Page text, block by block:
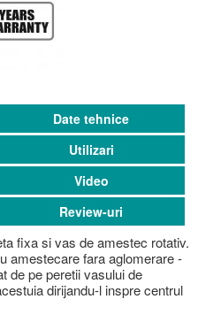
fixa si vas de amestec rotativ.
amestecare fara aglomerare -
de pe peretii vasului de
dirijandu-l inspre centrul
Date tehnice
Utilizari
Video
Review-uri